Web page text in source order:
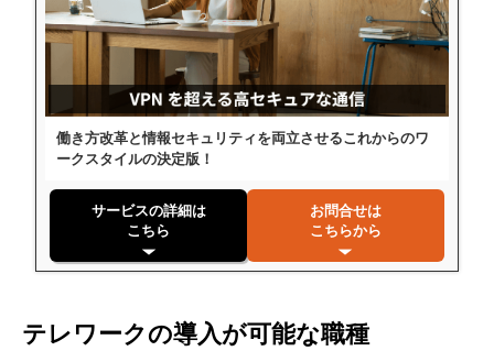
働き方改革と情報セキュリティを両立させるこれからのワ
ークスタイルの決定版！
サービスの詳細は
こちら
お問合せは
こちらから
テレワークの導入が可能な職種